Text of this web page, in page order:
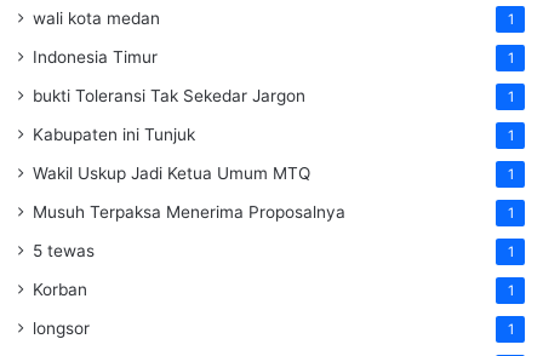
wali kota medan 1
Indonesia Timur 1
bukti Toleransi Tak Sekedar Jargon 1
Kabupaten ini Tunjuk 1
Wakil Uskup Jadi Ketua Umum MTQ 1
Musuh Terpaksa Menerima Proposalnya 1
5 tewas 1
Korban 1
longsor 1